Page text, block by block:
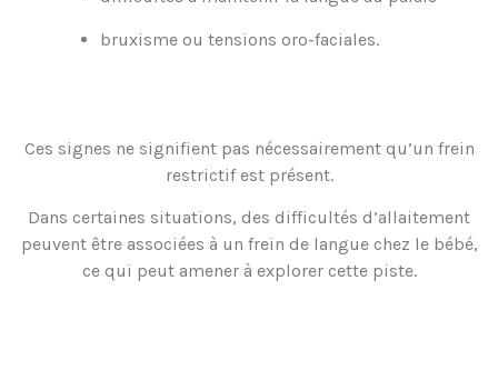
bruxisme ou tensions oro-faciales.
Ces signes ne signifient pas nécessairement qu’un frein
restrictif est présent.
Dans certaines situations, des difficultés d’allaitement
peuvent être associées à un frein de langue chez le bébé,
ce qui peut amener à explorer cette piste.